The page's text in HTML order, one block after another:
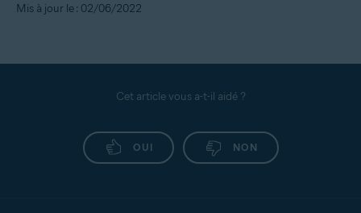
Mis à jour le : 02/06/2022
Cet article vous a-t-il aidé ?
OUI NON